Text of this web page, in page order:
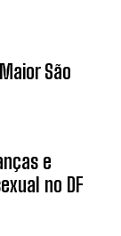
São
e
no DF